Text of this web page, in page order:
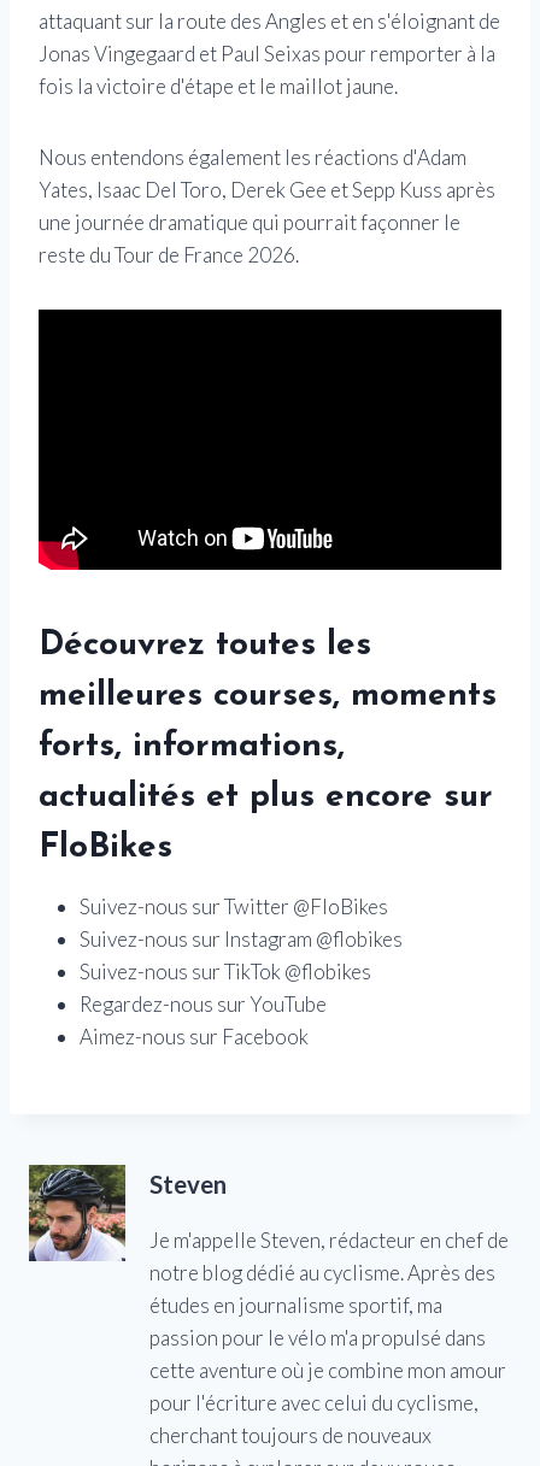
attaquant sur la route des Angles et en s'éloignant de
Jonas Vingegaard et Paul Seixas pour remporter à la
fois la victoire d'étape et le maillot jaune.
Nous entendons également les réactions d'Adam
Yates, Isaac Del Toro, Derek Gee et Sepp Kuss après
une journée dramatique qui pourrait façonner le
reste du Tour de France 2026.
Découvrez toutes les
meilleures courses, moments
forts, informations,
actualités et plus encore sur
FloBikes
Suivez-nous sur Twitter @FloBikes
Suivez-nous sur Instagram @flobikes
Suivez-nous sur TikTok @flobikes
Regardez-nous sur YouTube
Aimez-nous sur Facebook
Steven
Je m'appelle Steven, rédacteur en chef de
notre blog dédié au cyclisme. Après des
études en journalisme sportif, ma
passion pour le vélo m'a propulsé dans
cette aventure où je combine mon amour
pour l'écriture avec celui du cyclisme,
cherchant toujours de nouveaux